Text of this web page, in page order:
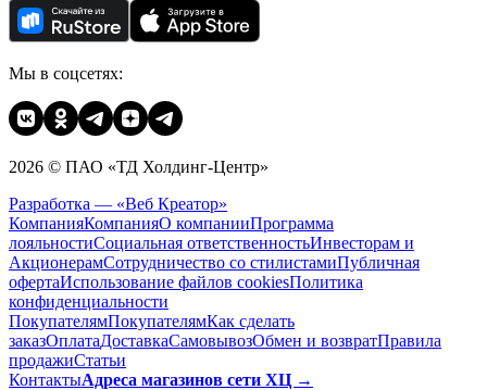
Мы в соцсетях:
2026 © ПАО «ТД Холдинг-Центр»
Разработка — «Веб Креатор»
КомпанияКомпанияО компанииПрограмма
лояльностиСоциальная ответственностьИнвесторам и
АкционерамСотрудничество со стилистамиПубличная
офертаИспользование файлов cookiesПолитика
конфиденциальности
ПокупателямПокупателямКак сделать
заказОплатаДоставкаCамовывозОбмен и возвратПравила
продажиСтатьи
КонтактыАдреса магазинов сети ХЦ →